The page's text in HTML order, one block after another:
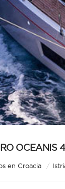
OCEANIS
en Croacia /